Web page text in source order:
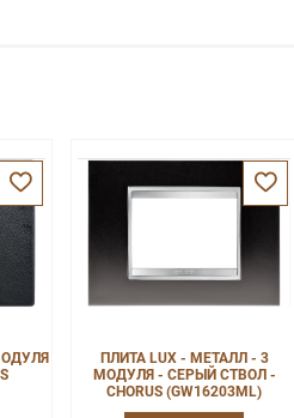
ПЛИТА LUX - МЕТАЛЛ - 3
МОДУЛЯ - СЕРЫЙ СТВОЛ -
CHORUS (GW16203ML)